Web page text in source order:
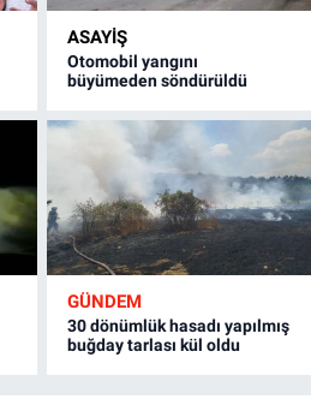
ASAYİŞ
Otomobil yangını
büyümeden söndürüldü
GÜNDEM
30 dönümlük hasadı yapılmış
buğday tarlası kül oldu